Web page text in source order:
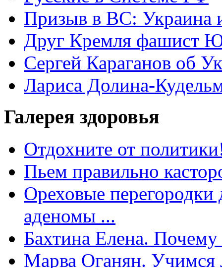
Призыв в ВС: Украина
Друг Кремля фашист
Сергей Караганов об
Лариса Долина-
Галерея здоровья
Отдохните от
Пьем правильно
Ореховые перегородки
аденомы ...
Бахтина Елена.
Марва Оганян. Учимся